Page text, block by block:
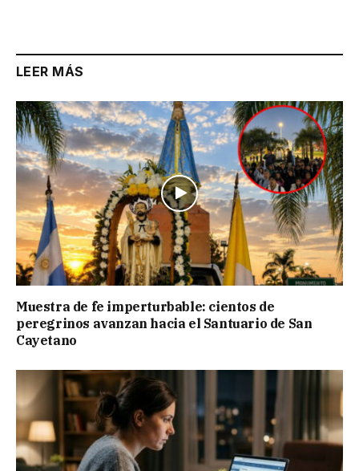
LEER MÁS
Muestra de fe imperturbable: cientos de
peregrinos avanzan hacia el Santuario de San
Cayetano